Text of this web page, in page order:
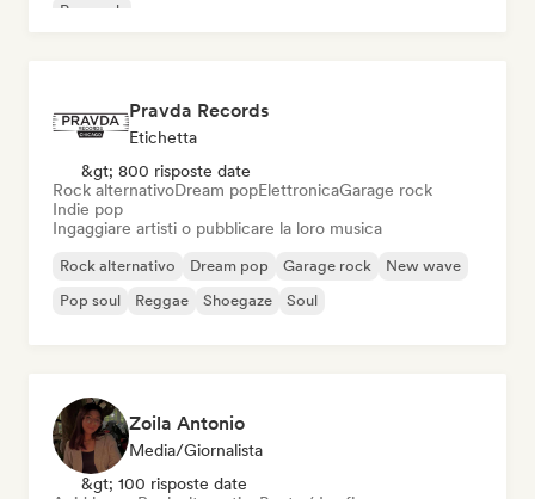
Pop rock
Pravda Records
Etichetta
&gt; 800 risposte date
Rock alternativoDream popElettronicaGarage rock
Indie pop
Ingaggiare artisti o pubblicare la loro musica
Rock alternativo Dream pop Garage rock
New wave
Pop soul
Reggae Shoegaze Soul
Zoila Antonio
Media/Giornalista
&gt; 100 risposte date